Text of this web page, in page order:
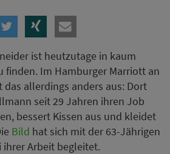
ist heutzutage in kaum
finden. Im Hamburger Marriott an
das allerdings anders aus: Dort
seit 29 Jahren ihren Job
bessert Kissen aus und kleidet
Bild hat sich mit der 63-Jährigen
Arbeit begleitet.
heute nicht